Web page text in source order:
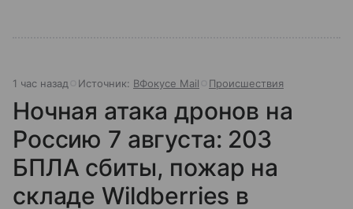
1 час назад Источник: ВФокусе Mail Происшествия
Ночная атака дронов на
Россию 7 августа: 203
БПЛА сбиты, пожар на
складе Wildberries в